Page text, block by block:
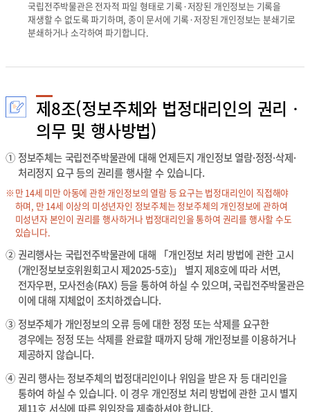
국립전주박물관은 전자적 파일 형태로 기록·저장된 개인정보는 기록을
재생할 수 없도록 파기하며, 종이 문서에 기록·저장된 개인정보는 분쇄기로
분쇄하거나 소각하여 파기합니다.
제8조(정보주체와 법정대리인의 권리‧
의무 및 행사방법)
① 정보주체는 국립전주박물관에 대해 언제든지 개인정보 열람·정정·삭제·
처리정지 요구 등의 권리를 행사할 수 있습니다.
만 14세 미만 아동에 관한 개인정보의 열람 등 요구는 법정대리인이 직접해야
하며, 만 14세 이상의 미성년자인 정보주체는 정보주체의 개인정보에 관하여
미성년자 본인이 권리를 행사하거나 법정대리인을 통하여 권리를 행사할 수도
있습니다.
②권리행사는 국립전주박물관에 대해 「개인정보 처리 방법에 관한 고시
(개인정보보호위원회고시 제2025-5호)」 별지 제8호에 따라 서면,
전자우편, 모사전송(FAX) 등을 통하여 하실 수 있으며, 국립전주박물관은
이에 대해 지체없이 조치하겠습니다.
③ 정보주체가 개인정보의 오류 등에 대한 정정 또는 삭제를 요구한
경우에는 정정 또는 삭제를 완료할 때까지 당해 개인정보를 이용하거나
제공하지 않습니다.
④권리 행사는 정보주체의 법정대리인이나 위임을 받은 자 등 대리인을
통하여 하실 수 있습니다. 이 경우 개인정보 처리 방법에 관한 고시 별지
제11호 서식에 따른 위임장을 제출하셔야 합니다.